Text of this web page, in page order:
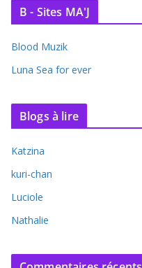
B - Sites MA'J
Blood Muzik
Luna Sea for ever
Blogs à lire
Katzina
kuri-chan
Luciole
Nathalie